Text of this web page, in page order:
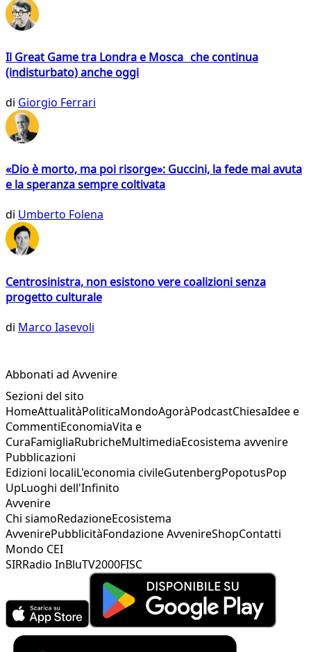
Il Great Game tra Londra e Mosca che continua
(indisturbato) anche oggi
di Giorgio Ferrari
«Dio è morto, ma poi risorge»: Guccini, la fede mai avuta
e la speranza sempre coltivata
di Umberto Folena
Centrosinistra, non esistono vere coalizioni senza
progetto culturale
di Marco Iasevoli
Abbonati ad Avvenire
Sezioni del sito
HomeAttualitàPoliticaMondoAgoràPodcastChiesaIdee e
CommentiEconomiaVita e
CuraFamigliaRubricheMultimediaEcosistema avvenire
Pubblicazioni
Edizioni localiL'economia civileGutenbergPopotusPop
UpLuoghi dell'Infinito
Avvenire
Chi siamoRedazioneEcosistema
AvvenirePubblicitàFondazione AvvenireShopContatti
Mondo CEI
SIRRadio InBluTV2000FISC